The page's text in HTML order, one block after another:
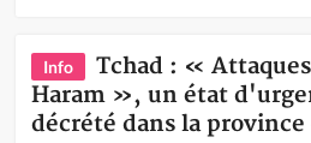
Info
Tchad : «
Haram », un état
décrété dans la province